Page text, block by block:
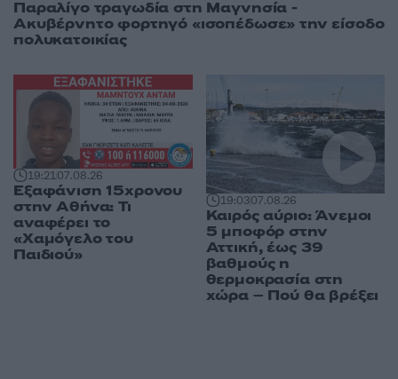
Παραλίγο τραγωδία στη Μαγνησία -
Ακυβέρνητο φορτηγό «ισοπέδωσε» την είσοδο
πολυκατοικίας
19:2107.08.26
Εξαφάνιση 15χρονου
στην Αθήνα: Τι
αναφέρει το
«Χαμόγελο του
Παιδιού»
19:0307.08.26
Καιρός αύριο: Άνεμοι
5 μποφόρ στην
Αττική, έως 39
βαθμούς η
θερμοκρασία στη
χώρα – Πού θα βρέξει